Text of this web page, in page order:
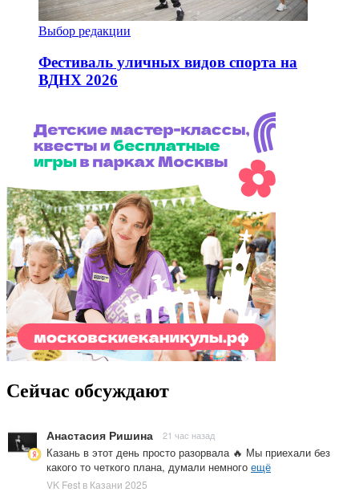
Выбор редакции
Фестиваль уличных видов спорта на
ВДНХ 2026
Сейчас обсуждают
Анастасия Ришина 21 час назад
Казань в этот день просто разорвала 🔥 Мы приехали без
какого то четкого плана, думали немного ещё
VK Fest в Казани 2025